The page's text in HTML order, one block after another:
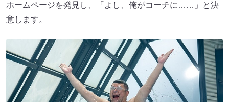
ホームページを発見し、「よし、俺がコーチに……」と決
意します。